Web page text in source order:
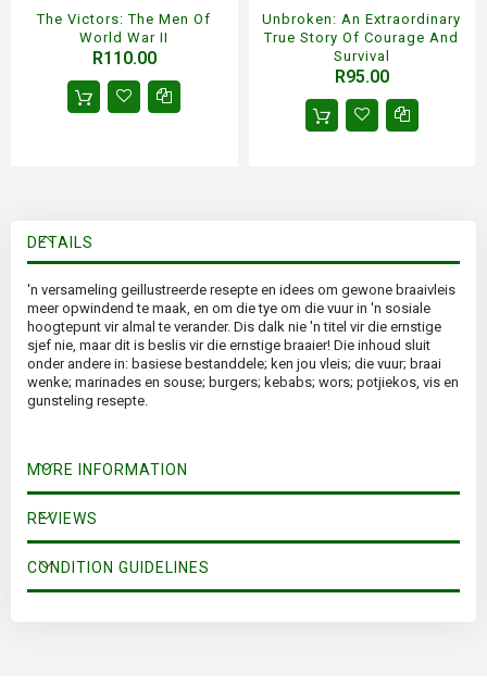
The Victors: The Men Of
World War II
R110.00
Unbroken: An Extraordinary
True Story Of Courage And
Survival
R95.00
DETAILS
'n versameling geillustreerde resepte en idees om gewone braaivleis
meer opwindend te maak, en om die tye om die vuur in 'n sosiale
hoogtepunt vir almal te verander. Dis dalk nie 'n titel vir die ernstige
sjef nie, maar dit is beslis vir die ernstige braaier! Die inhoud sluit
onder andere in: basiese bestanddele; ken jou vleis; die vuur; braai
wenke; marinades en souse; burgers; kebabs; wors; potjiekos, vis en
gunsteling resepte.
MORE INFORMATION
REVIEWS
CONDITION GUIDELINES